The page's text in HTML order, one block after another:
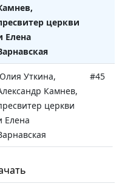
церкви
Елена
Уткина,
Камнев,
церкви
Елена
#45
Камнев,